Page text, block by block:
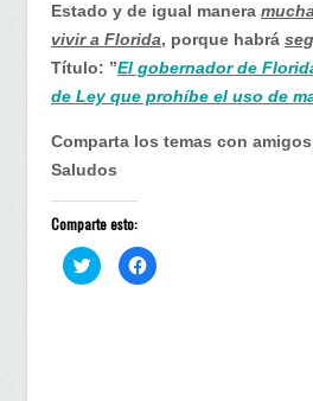
Estado y de igual manera
vivir a Florida, porque habrá
Título: ”El gobernador de
de Ley que prohíbe el uso de
Comparta los temas con
Saludos
Comparte esto:
H
a
H
a